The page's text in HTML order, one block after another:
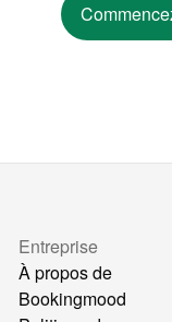
Entreprise
À propos de
Bookingmood